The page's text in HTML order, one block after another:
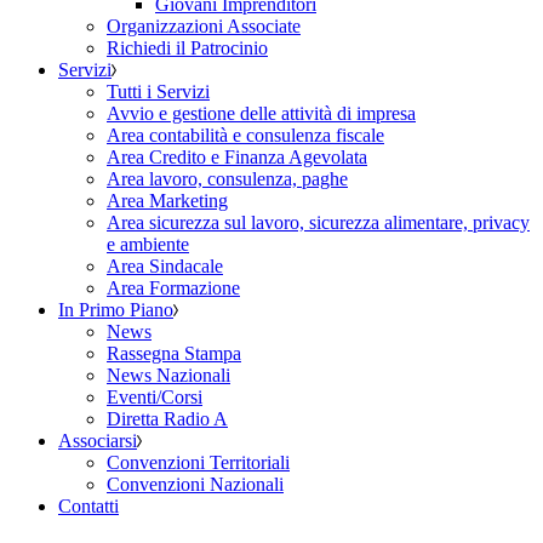
Giovani Imprenditori
Organizzazioni Associate
Richiedi il Patrocinio
Servizi
Tutti i Servizi
Avvio e gestione delle attività di impresa
Area contabilità e consulenza fiscale
Area Credito e Finanza Agevolata
Area lavoro, consulenza, paghe
Area Marketing
Area sicurezza sul lavoro, sicurezza alimentare, privacy
e ambiente
Area Sindacale
Area Formazione
In Primo Piano
News
Rassegna Stampa
News Nazionali
Eventi/Corsi
Diretta Radio A
Associarsi
Convenzioni Territoriali
Convenzioni Nazionali
Contatti